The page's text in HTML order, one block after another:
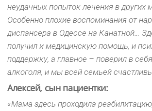
неудачных попыток лечения в других
Особенно плохие воспоминания от
диспансера в Одессе на Канатной…
получил и медицинскую помощь, и
поддержку, а главное – поверил в
алкоголя, и мы всей семьей
Алексей, сын пациентки:
«Мама здесь проходила